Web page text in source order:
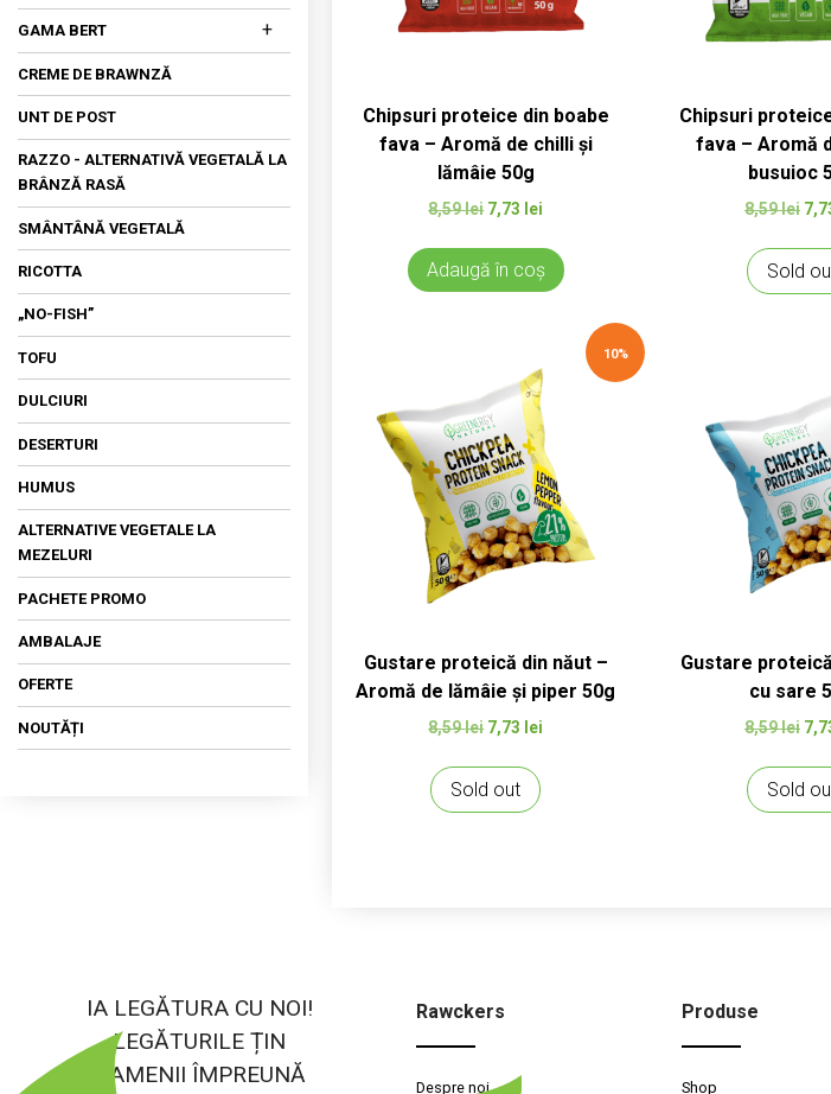
Chipsuri proteice din boabe
fava – Aromă de chilli și
lămâie 50g
8,59lei Prețul
fost:
7,73 lei
este:
7,73 lei.
Adaugă în coș
Chipsuri
fava – Aromă
busuioc
8,59lei
a
Sold
10%
Gustare proteică din năut –
Aromă de lămâie și piper 50g
8,59lei Prețul
a
fost:
7,73 lei
Sold out
Gustare
cu sare
8,59lei
a
Sold
DIN OVĂZ
DIN SOIA
BRAWNZĂ PROASPĂTĂ
GAMA BERT
FETA
KEFIR
OU VEGETAL
+
CREME DE BRAWNZĂ
UNT DE POST
RAZZO - ALTERNATIVĂ VEGETALĂ LA
BRÂNZĂ RASĂ
SMÂNTÂNĂ VEGETALĂ
RICOTTA
„NO-FISH”
TOFU
DULCIURI
DESERTURI
HUMUS
ALTERNATIVE VEGETALE LA
MEZELURI
PACHETE PROMO
AMBALAJE
OFERTE
NOUTĂȚI
IA LEGĂTURA CU NOI!
LEGĂTURILE ȚIN
OAMENII ÎMPREUNĂ
Rawckers
Despre noi
Produse
Shop